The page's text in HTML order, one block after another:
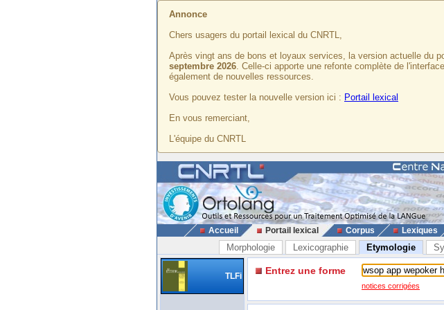
Annonce
Chers usagers du portail lexical du CNRTL,
Après vingt ans de bons et loyaux services, la version actuelle du
septembre 2026. Celle-ci apporte une refonte complète de
également de nouvelles ressources.
Vous pouvez tester la nouvelle version ici : Portail lexical
En vous remerciant,
L'équipe du CNRTL
Accueil Portail lexical Corpus Lexiques
Morphologie Lexicographie Etymologie
TLFi Entrez une forme
notices corrigées